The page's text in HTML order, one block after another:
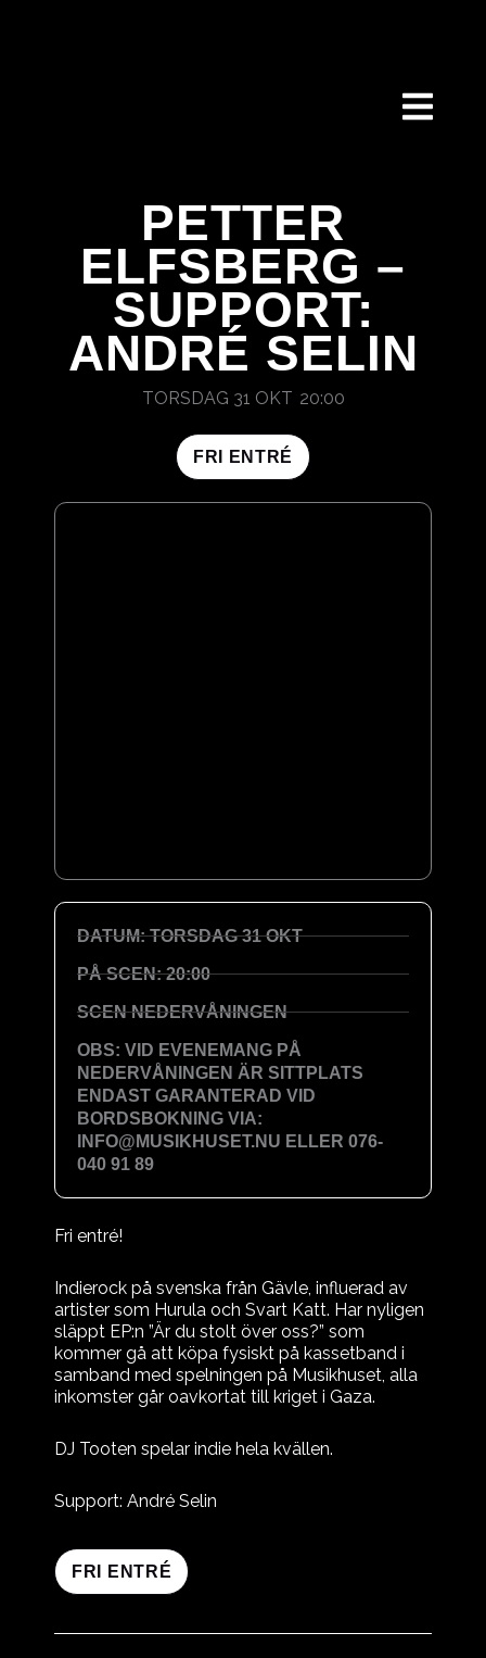
PETTER
ELFSBERG –
SUPPORT:
ANDRÉ SELIN
TORSDAG 31 OKT 20:00
FRI ENTRÉ
DATUM: TORSDAG 31 OKT
PÅ SCEN: 20:00
SCEN NEDERVÅNINGEN
OBS: VID EVENEMANG PÅ
NEDERVÅNINGEN ÄR SITTPLATS
ENDAST GARANTERAD VID
BORDSBOKNING VIA:
INFO@MUSIKHUSET.NU ELLER 076-
040 91 89
Fri entré!
Indierock på svenska från Gävle, influerad av
artister som Hurula och Svart Katt. Har nyligen
släppt EP:n ”Är du stolt över oss?” som
kommer gå att köpa fysiskt på kassetband i
samband med spelningen på Musikhuset, alla
inkomster går oavkortat till kriget i Gaza.
DJ Tooten spelar indie hela kvällen.
Support: André Selin
FRI ENTRÉ